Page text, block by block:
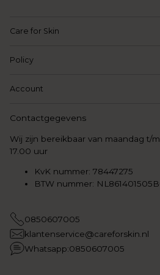
Care for Skin
Policy
Account
Contactgegevens
Wij zijn bereikbaar van maandag t/
17.00 uur
KvK nummer: 78447275
BTW nummer:
0850607005
klantenservice@careforskin.nl
Whatsapp:0850607005